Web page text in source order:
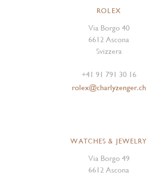
ROLEX
Via Borgo 40
6612 Ascona
Svizzera
+41 91 791 30 16
rolex@charlyzenger.ch
WATCHES & JEWELRY
Via Borgo 49
6612 Ascona